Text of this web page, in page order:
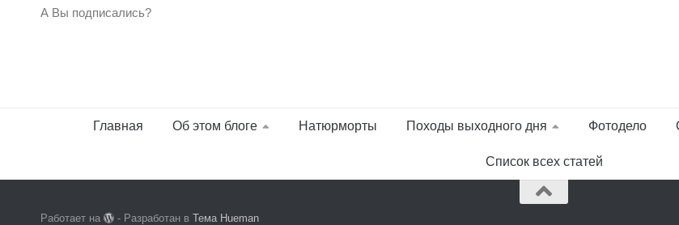
А Вы подписались?
Главная Об этом блоге Натюрморты Походы выходного дня Фотодело
Список всех статей
Работает на - Разработан вТема Hueman